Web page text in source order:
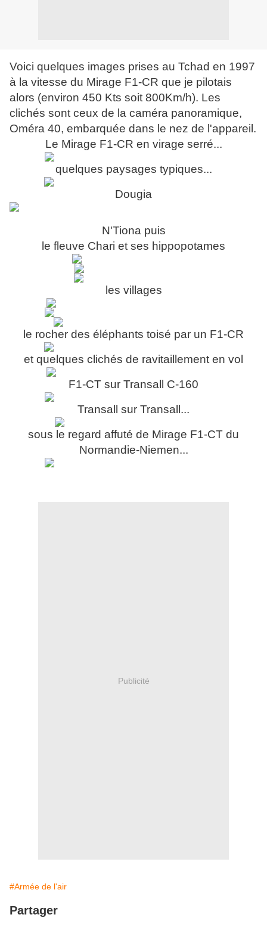
Voici quelques images prises au Tchad en 1997
à la vitesse du Mirage F1-CR que je pilotais
alors (environ 450 Kts soit 800Km/h). Les
clichés sont ceux de la caméra panoramique,
Oméra 40, embarquée dans le nez de l'appareil.
Le Mirage F1-CR en virage serré...
quelques paysages typiques...
Dougia
N'Tiona puis
le fleuve Chari et ses hippopotames
les villages
le rocher des éléphants toisé par un F1-CR
et quelques clichés de ravitaillement en vol
F1-CT sur Transall C-160
Transall sur Transall...
sous le regard affuté de Mirage F1-CT du
Normandie-Niemen...
Publicité
#Armée de l'air
Partager